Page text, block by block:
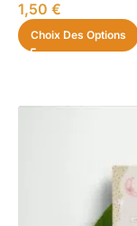
1,50 €
Choix Des Options